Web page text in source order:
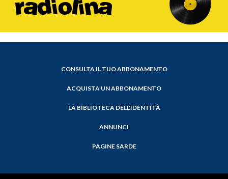
CONSULTA IL TUO ABBONAMENTO
ACQUISTA UN ABBONAMENTO
LA BIBLIOTECA DELL'IDENTITÀ
ANNUNCI
PAGINE SARDE